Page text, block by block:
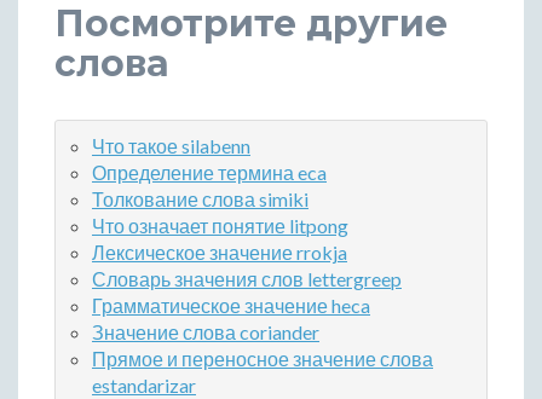
Посмотрите другие
слова
Что такое silabenn
Определение термина eca
Толкование слова simiki
Что означает понятие litpong
Лексическое значение rrokja
Словарь значения слов lettergreep
Грамматическое значение heca
Значение слова coriander
Прямое и переносное значение слова
estandarizar